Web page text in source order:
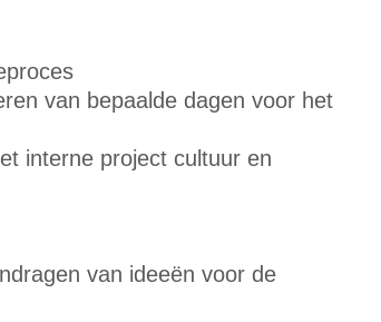
van bepaalde dagen voor het
interne project cultuur en
van ideeën voor de